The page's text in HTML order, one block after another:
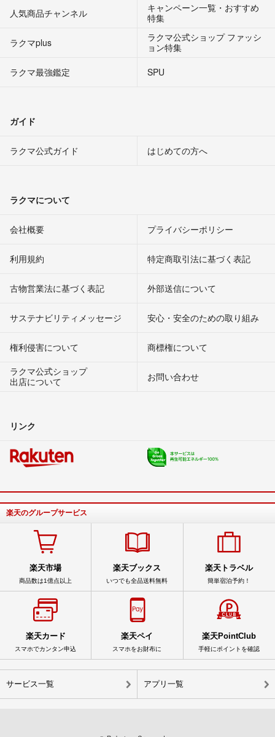
人気商品チャンネル
キャンペーン一覧・おすすめ
特集
ラクマplus
ラクマ公式ショップ ファッシ
ョン特集
ラクマ最強鑑定
SPU
ガイド
ラクマ公式ガイド はじめての方へ
ラクマについて
会社概要 プライバシーポリシー
利用規約 特定商取引法に基づく表記
古物営業法に基づく表記 外部送信について
サステナビリティメッセージ 安心・安全のための取り組み
権利侵害について
商標権について
ラクマ公式ショップ
出店について
お問い合わせ
リンク
楽天のグループサービス
楽天市場
商品数は1億点以上
楽天ブックス
いつでも全品送料無料
楽天トラベル
簡単宿泊予約！
楽天カード
スマホでカンタン申込
楽天ペイ
スマホをお財布に
楽天PointClub
手軽にポイントを確認
サービス一覧 アプリ一覧